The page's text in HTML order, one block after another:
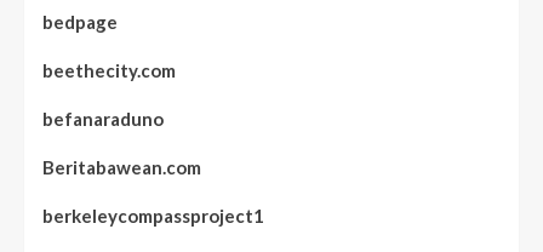
bedpage
beethecity.com
befanaraduno
Beritabawean.com
berkeleycompassproject1